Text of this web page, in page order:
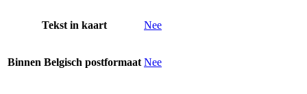
Tekst in kaart Nee
Binnen Belgisch postformaat Nee